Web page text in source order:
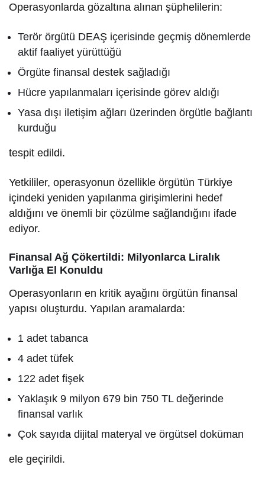
Operasyonlarda gözaltına alınan şüphelilerin:
Terör örgütü DEAŞ içerisinde geçmiş dönemlerde
aktif faaliyet yürüttüğü
Örgüte finansal destek sağladığı
Hücre yapılanmaları içerisinde görev aldığı
Yasa dışı iletişim ağları üzerinden örgütle bağlantı
kurduğu
tespit edildi.
Yetkililer, operasyonun özellikle örgütün Türkiye
içindeki yeniden yapılanma girişimlerini hedef
aldığını ve önemli bir çözülme sağlandığını ifade
ediyor.
Finansal Ağ Çökertildi: Milyonlarca Liralık
Varlığa El Konuldu
Operasyonların en kritik ayağını örgütün finansal
yapısı oluşturdu. Yapılan aramalarda:
1 adet tabanca
4 adet tüfek
122 adet fişek
Yaklaşık 9 milyon 679 bin 750 TL değerinde
finansal varlık
Çok sayıda dijital materyal ve örgütsel doküman
ele geçirildi.